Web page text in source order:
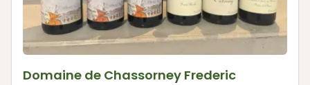
Domaine de Chassorney Frederic